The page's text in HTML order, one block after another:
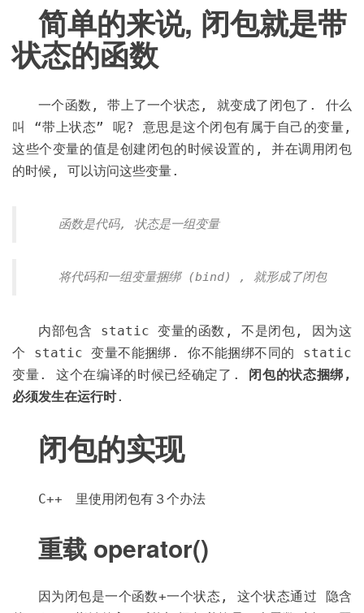
简单的来说, 闭包就是带
状态的函数
一个函数, 带上了一个状态, 就变成了闭包了. 什么
叫 “带上状态” 呢? 意思是这个闭包有属于自己的变量,
这些个变量的值是创建闭包的时候设置的, 并在调用闭包
的时候, 可以访问这些变量.
函数是代码, 状态是一组变量
将代码和一组变量捆绑 (bind) , 就形成了闭包
内部包含 static 变量的函数, 不是闭包, 因为这
个 static 变量不能捆绑. 你不能捆绑不同的 static
变量. 这个在编译的时候已经确定了. 闭包的状态捆绑,
必须发生在运行时.
闭包的实现
C++ 里使用闭包有３个办法
重载 operator()
因为闭包是一个函数+一个状态, 这个状态通过 隐含